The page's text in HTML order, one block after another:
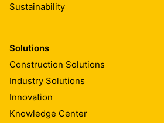
Sustainability
Solutions
Construction Solutions
Industry Solutions
Innovation
Knowledge Center